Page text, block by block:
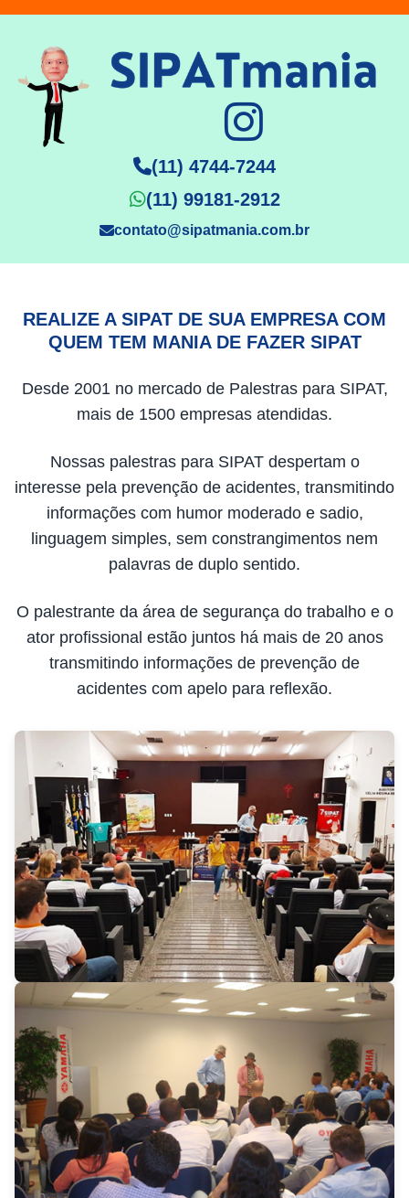
(11) 4744-7244
(11) 99181-2912
contato@sipatmania.com.br
REALIZE A SIPAT DE SUA EMPRESA COM
QUEM TEM MANIA DE FAZER SIPAT
Desde 2001 no mercado de Palestras para SIPAT,
mais de 1500 empresas atendidas.
Nossas palestras para SIPAT despertam o
interesse pela prevenção de acidentes, transmitindo
informações com humor moderado e sadio,
linguagem simples, sem constrangimentos nem
palavras de duplo sentido.
O palestrante da área de segurança do trabalho e o
ator profissional estão juntos há mais de 20 anos
transmitindo informações de prevenção de
acidentes com apelo para reflexão.